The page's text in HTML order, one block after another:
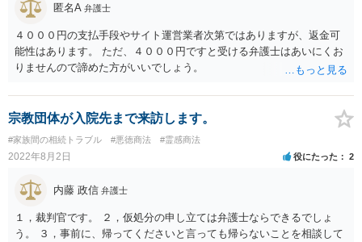
匿名A 弁護士
４０００円の支払手段やサイト運営業者次第ではありますが、返金可
能性はあります。 ただ、４０００円ですと受ける弁護士はあいにくお
りませんので諦めた方がいいでしょう。
宗教団体が入院先まで来訪します。
#家族間の相続トラブル #悪徳商法 #霊感商法
2022年8月2日 役にたった 2
内藤 政信 弁護士
１，裁判官です。 ２，仮処分の申し立ては弁護士ならできるでしょ
う。 ３，事前に、帰ってくださいと言っても帰らないことを相談して